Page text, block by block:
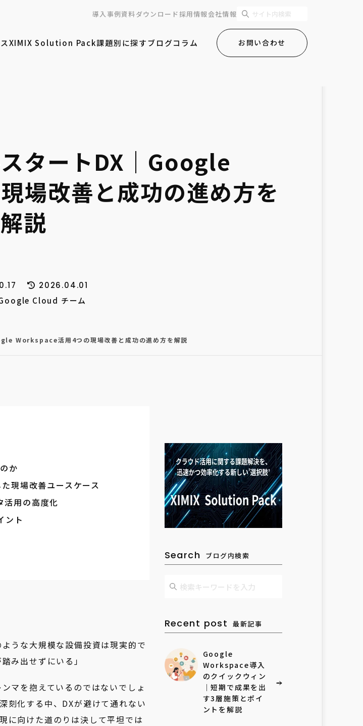
導入事例資料ダウンロード採用情報会社情報
XIMIX Solution Pack課題別に探すブログコラム お問い合わせ
タートDX｜Google
場改善と成功の進め方を
解説
2026.04.01
Cloud チーム
Workspace活用4つの現場改善と成功の進め方を解説
か
現場改善ユースケース
用の高度化
ント
うな大規模な設備投資は現実的で
み出せずにいる」
マを抱えているのではないでしょ
刻化する中、DXが避けて通れない
に向けた道のりは決して平坦では
Search ブログ内検索
Recent post 最新記事
Google
Workspace導入
のクイックウィン
｜短期で成果を出
す3層施策とポイ
ントを解説